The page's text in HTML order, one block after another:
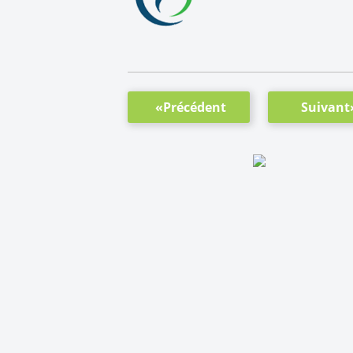
«Précédent